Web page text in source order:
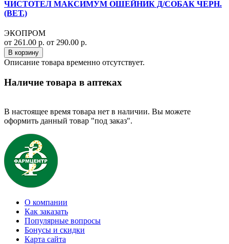
ЧИСТОТЕЛ МАКСИМУМ ОШЕЙНИК Д/СОБАК ЧЕРН.
(ВЕТ.)
ЭКОПРОМ
от 261.00 р. от 290.00 р.
В корзину
Описание товара временно отсутствует.
Наличие товара в аптеках
В настоящее время товара нет в наличии. Вы можете
оформить данный товар "под заказ".
О компании
Как заказать
Популярные вопросы
Бонусы и скидки
Карта сайта